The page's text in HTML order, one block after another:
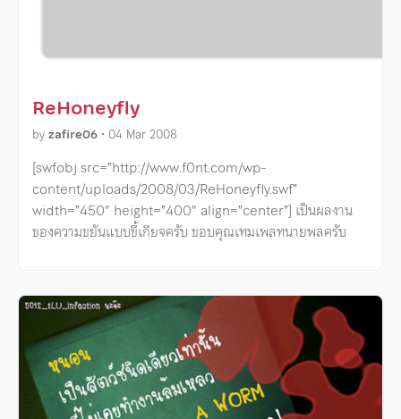
ReHoneyfly
byzafire06 • 04 Mar 2008
[swfobj src=”http://www.f0nt.com/wp-
content/uploads/2008/03/ReHoneyfly.swf”
width=”450″ height=”400″ align=”center”] เป็นผลงาน
ของความขยันแบบขี้เกียจครับ ขอบคุณเทมเพลทนายพลครับ